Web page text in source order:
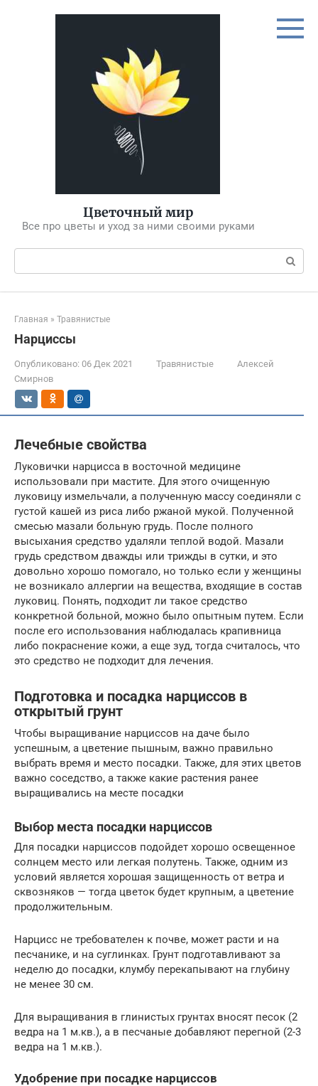
Цветочный мир
Все про цветы и уход за ними своими руками
Поиск:
Главная » Травянистые
Нарциссы
Опубликовано: 06 Дек 2021 Травянистые
Алексей
Смирнов
Лечебные свойства
Луковички нарцисса в восточной медицине
использовали при мастите. Для этого очищенную
луковицу измельчали, а полученную массу соединяли с
густой кашей из риса либо ржаной мукой. Полученной
смесью мазали больную грудь. После полного
высыхания средство удаляли теплой водой. Мазали
грудь средством дважды или трижды в сутки, и это
довольно хорошо помогало, но только если у женщины
не возникало аллергии на вещества, входящие в состав
луковиц. Понять, подходит ли такое средство
конкретной больной, можно было опытным путем. Если
после его использования наблюдалась крапивница
либо покраснение кожи, а еще зуд, тогда считалось, что
это средство не подходит для лечения.
Подготовка и посадка нарциссов в
открытый грунт
Чтобы выращивание нарциссов на даче было
успешным, а цветение пышным, важно правильно
выбрать время и место посадки. Также, для этих цветов
важно соседство, а также какие растения ранее
выращивались на месте посадки
Выбор места посадки нарциссов
Для посадки нарциссов подойдет хорошо освещенное
солнцем место или легкая полутень. Также, одним из
условий является хорошая защищенность от ветра и
сквозняков — тогда цветок будет крупным, а цветение
продолжительным.
Нарцисс не требователен к почве, может расти и на
песчанике, и на суглинках. Грунт подготавливают за
неделю до посадки, клумбу перекапывают на глубину
не менее 30 см.
Для выращивания в глинистых грунтах вносят песок (2
ведра на 1 м.кв.), а в песчаные добавляют перегной (2-3
ведра на 1 м.кв.).
Удобрение при посадке нарциссов